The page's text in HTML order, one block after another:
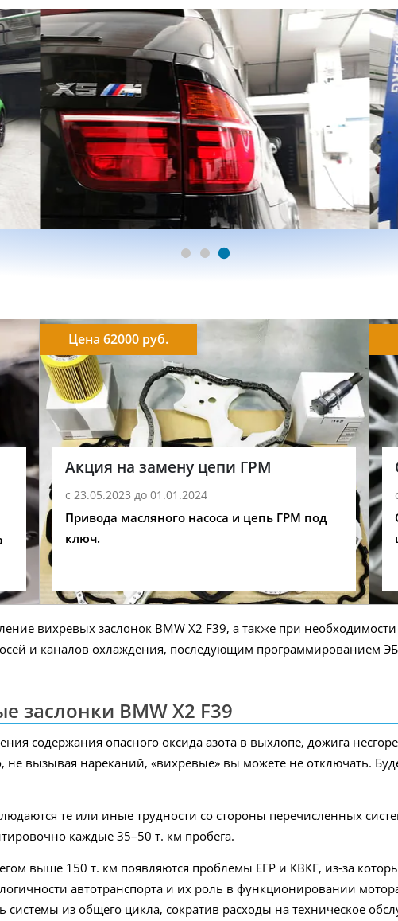
Акция на замену цепи ГРМ
с 23.05.2023 до 01.01.2024
Цена 62000 руб.
Привода масляного насоса и цепь ГРМ под
ключ.
вихревых заслонок BMW X2 F39, а также при
осей и каналов охлаждения, последующим программированием
заслонки BMW X2 F39
содержания опасного оксида азота в выхлопе, дожига
вызывая нареканий, «вихревые» вы можете не отключать.
те или иные трудности со стороны перечисленных
каждые 35–50 т. км пробега.
выше 150 т. км появляются проблемы ЕГР и КВКГ, из-за
автотранспорта и их роль в функционировании
системы из общего цикла, сократив расходы на техническое